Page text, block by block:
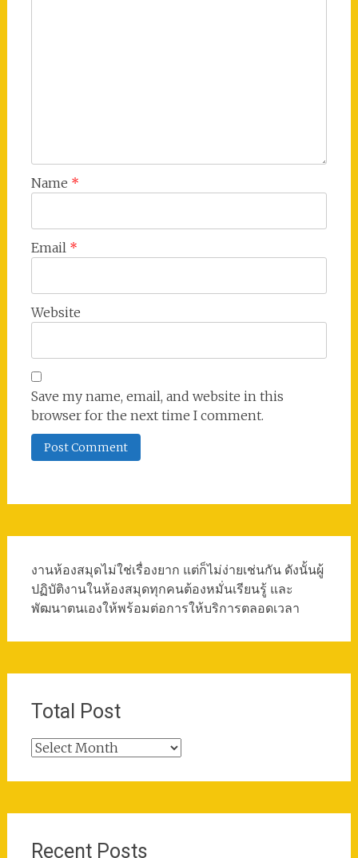
Name *
Email *
Website
Save my name, email, and website in this
browser for the next time I comment.
งานห้องสมุดไม่ใช่เรื่องยาก แต่ก็ไม่ง่ายเช่นกัน ดังนั้นผู้
ปฏิบัติงานในห้องสมุดทุกคนต้องหมั่นเรียนรู้ และ
พัฒนาตนเองให้พร้อมต่อการให้บริการตลอดเวลา
Total Post
Total
Recent Posts